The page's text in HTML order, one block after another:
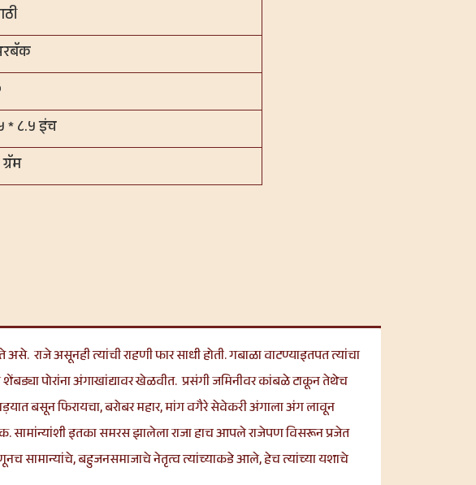
* ८.५ इंच
राजे असूनही त्यांची राहणी फार साधी होती. गबाळा वाटण्याइतपत त्यांचा
पोरांना अंगाखांद्यावर खेळवीत. प्रसंगी जमिनीवर कांबळे टाकून तेथेच
बसून फिरायचा, बरोबर महार, मांग वगैरे सेवेकरी अंगाला अंग लावून
सामांन्यांशी इतका समरस झालेला राजा हाच आपले राजेपण विसरून प्रजेत
सामान्यांचे, बहुजनसमाजाचे नेतृत्व त्यांच्याकडे आले, हेच त्यांच्या यशाचे